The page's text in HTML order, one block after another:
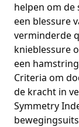
helpen om
een blessure
verminderde
knieblessure
een
Criteria om
de kracht in
Symmetry